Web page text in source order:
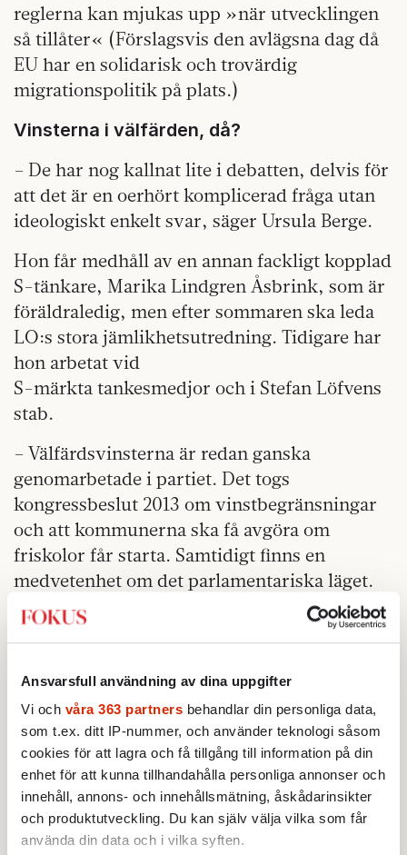
Ansvarsfull användning av dina uppgifter
Vi och våra 363 partners behandlar din personliga data,
som t.ex. ditt IP-nummer, och använder teknologi såsom
cookies för att lagra och få tillgång till information på din
enhet för att kunna tillhandahålla personliga annonser och
innehåll, annons- och innehållsmätning, åskådarinsikter
och produktutveckling. Du kan själv välja vilka som får
använda din data och i vilka syften.
reglerna kan mjukas upp »när utvecklingen
så tillåter« (Förslagsvis den avlägsna dag då
EU har en solidarisk och trovärdig
migrationspolitik på plats.)
Vinsterna i välfärden, då?
– De har nog kallnat lite i debatten, delvis för
att det är en oerhört komplicerad fråga utan
ideologiskt enkelt svar, säger Ursula Berge.
Hon får medhåll av en annan fackligt kopplad
S-tänkare, Marika Lindgren Åsbrink, som är
föräldraledig, men efter sommaren ska leda
LO:s stora jämlikhetsutredning. Tidigare har
hon arbetat vid
S-märkta tankesmedjor och i Stefan Löfvens
stab.
– Välfärdsvinsterna är redan ganska
genomarbetade i partiet. Det togs
kongressbeslut 2013 om vinstbegränsningar
och att kommunerna ska få avgöra om
friskolor får starta. Samtidigt finns en
medvetenhet om det parlamentariska läget.
Alltför långtgående förslag kommer att röstas
ner av Alliansen och Sverigedemokraterna.
med avarter och missbruk. Det här är
egentligen en utmärkt fråga för ett
kompromissinriktat och reformistiskt parti. I
stället för att ta till storsläggan, skruvar man
på de krav som kan ställas på de företag som
emottar skattemedel.
Frågan har en intressant politisk logik. Stefan